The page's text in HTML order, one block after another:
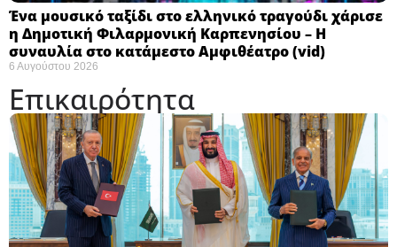
Ένα μουσικό ταξίδι στο ελληνικό τραγούδι χάρισε
η Δημοτική Φιλαρμονική Καρπενησίου – Η
συναυλία στο κατάμεστο Αμφιθέατρο (vid)
6 Αυγούστου 2026
Επικαιρότητα